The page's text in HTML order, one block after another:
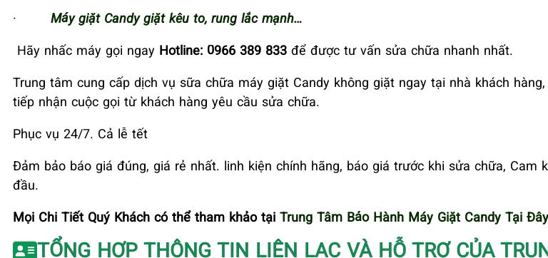
·
Máy giặt Candy giặt kêu to, rung lắc mạnh…
Hãy nhấc máy gọi ngay Hotline: 0966 389 833 để được tư vấn sửa chữa nhanh nhất.
Trung tâm cung cấp dịch vụ sữa chữa máy giặt Candy không giặt ngay tại nhà khách
tiếp nhận cuộc gọi từ khách hàng yêu cầu sửa chữa.
Phục vụ 24/7. Cả lễ tết
Đảm bảo báo giá đúng, giá rẻ nhất. linh kiện chính hãng, báo giá trước khi sửa chữa, Cam
đầu.
Mọi Chi Tiết Quý Khách có thể tham khảo tại Trung Tâm Bảo Hành Máy Giặt Candy Tại
TỔNG HỢP THÔNG TIN LIÊN LẠC VÀ HỖ TRỢ CỦA